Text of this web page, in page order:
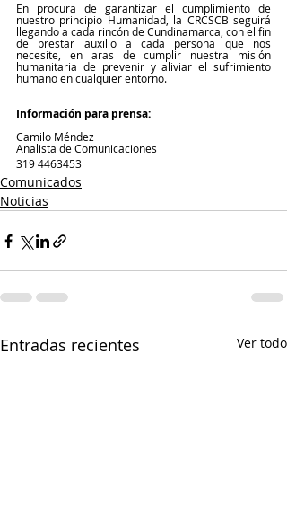
En procura de garantizar el cumplimiento de
nuestro principio Humanidad, la CRCSCB seguirá
llegando a cada rincón de Cundinamarca, con el fin
de prestar auxilio a cada persona que nos
necesite, en aras de cumplir nuestra misión
humanitaria de prevenir y aliviar el sufrimiento
humano en cualquier entorno.
Información para prensa:
Camilo Méndez
Analista de Comunicaciones
319 4463453
Comunicados
Noticias
Entradas recientes Ver todo